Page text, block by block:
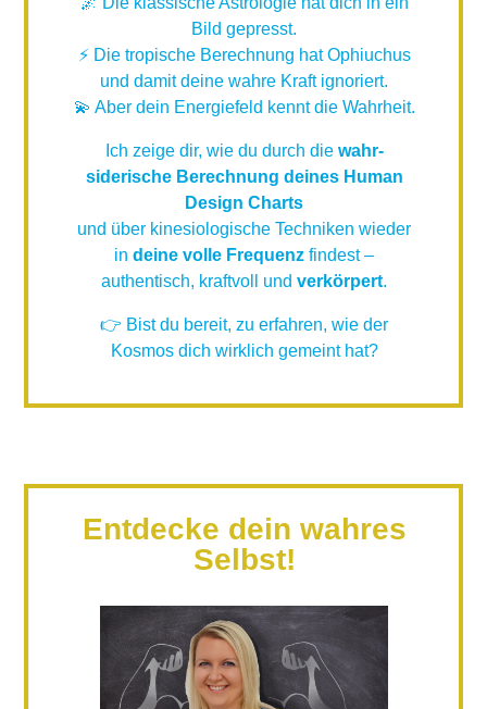
Bild gepresst.
⚡ Die tropische Berechnung hat Ophiuchus
und damit deine wahre Kraft ignoriert.
💫 Aber dein Energiefeld kennt die Wahrheit.
Ich zeige dir, wie du durch die wahr-
siderische Berechnung deines Human
Design Charts
und über kinesiologische Techniken wieder
in deine volle Frequenz findest –
authentisch, kraftvoll und verkörpert.
👉 Bist du bereit, zu erfahren, wie der
Kosmos dich wirklich gemeint hat?
Entdecke dein wahres
Selbst!